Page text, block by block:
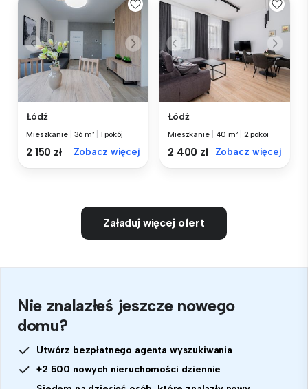
Łódź
Mieszkanie 36 m² 1 pokój
2 150 zł Zobacz więcej
Łódź
Mieszkanie 40 m² 2 pokoi
2 400 zł Zobacz więcej
Załaduj więcej ofert
Nie znalazłeś jeszcze nowego
domu?
Utwórz bezpłatnego agenta wyszukiwania
+2 500 nowych nieruchomości dziennie